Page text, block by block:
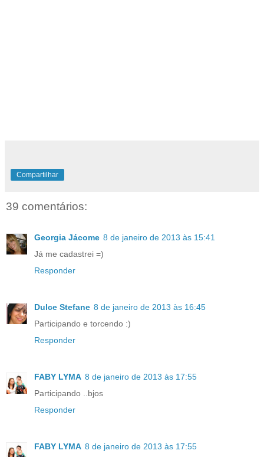
Compartilhar
39 comentários:
Georgia Jácome 8 de janeiro de 2013 às 15:41
Já me cadastrei =)
Responder
Dulce Stefane 8 de janeiro de 2013 às 16:45
Participando e torcendo :)
Responder
FABY LYMA 8 de janeiro de 2013 às 17:55
Participando ..bjos
Responder
FABY LYMA 8 de janeiro de 2013 às 17:55